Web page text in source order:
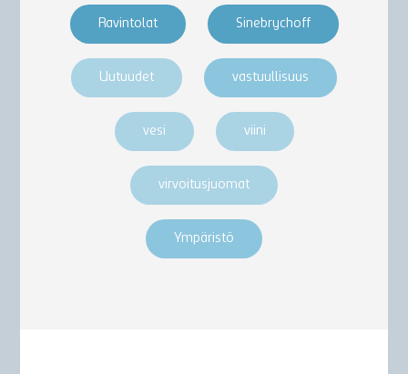
Ravintolat Sinebrychoff
Uutuudet vastuullisuus
vesi viini
virvoitusjuomat
Ympäristö